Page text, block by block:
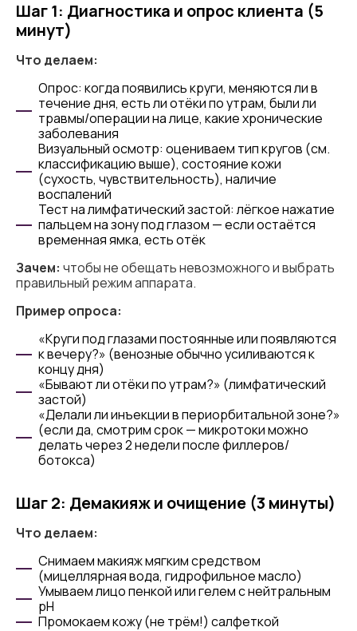
Шаг 1: Диагностика и опрос клиента (5
минут)
Что делаем:
Опрос: когда появились круги, меняются ли в
течение дня, есть ли отёки по утрам, были ли
травмы/операции на лице, какие хронические
заболевания
Визуальный осмотр: оцениваем тип кругов (см.
классификацию выше), состояние кожи
(сухость, чувствительность), наличие
воспалений
Тест на лимфатический застой: лёгкое нажатие
пальцем на зону под глазом — если остаётся
временная ямка, есть отёк
Зачем: чтобы не обещать невозможного и выбрать
правильный режим аппарата.
Пример опроса:
«Круги под глазами постоянные или появляются
к вечеру?» (венозные обычно усиливаются к
концу дня)
«Бывают ли отёки по утрам?» (лимфатический
застой)
«Делали ли инъекции в периорбитальной зоне?»
(если да, смотрим срок — микротоки можно
делать через 2 недели после филлеров/
ботокса)
Шаг 2: Демакияж и очищение (3 минуты)
Что делаем:
Снимаем макияж мягким средством
(мицеллярная вода, гидрофильное масло)
Умываем лицо пенкой или гелем с нейтральным
pH
Промокаем кожу (не трём!) салфеткой